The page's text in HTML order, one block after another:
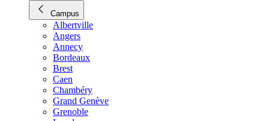
Campus
Albertville
Angers
Annecy
Bordeaux
Brest
Caen
Chambéry
Grand Genève
Grenoble